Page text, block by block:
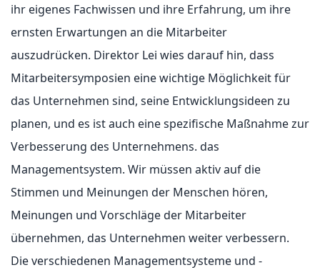
ihr eigenes Fachwissen und ihre Erfahrung, um ihre
ernsten Erwartungen an die Mitarbeiter
auszudrücken. Direktor Lei wies darauf hin, dass
Mitarbeitersymposien eine wichtige Möglichkeit für
das Unternehmen sind, seine Entwicklungsideen zu
planen, und es ist auch eine spezifische Maßnahme zur
Verbesserung des Unternehmens. das
Managementsystem. Wir müssen aktiv auf die
Stimmen und Meinungen der Menschen hören,
Meinungen und Vorschläge der Mitarbeiter
übernehmen, das Unternehmen weiter verbessern.
Die verschiedenen Managementsysteme und -